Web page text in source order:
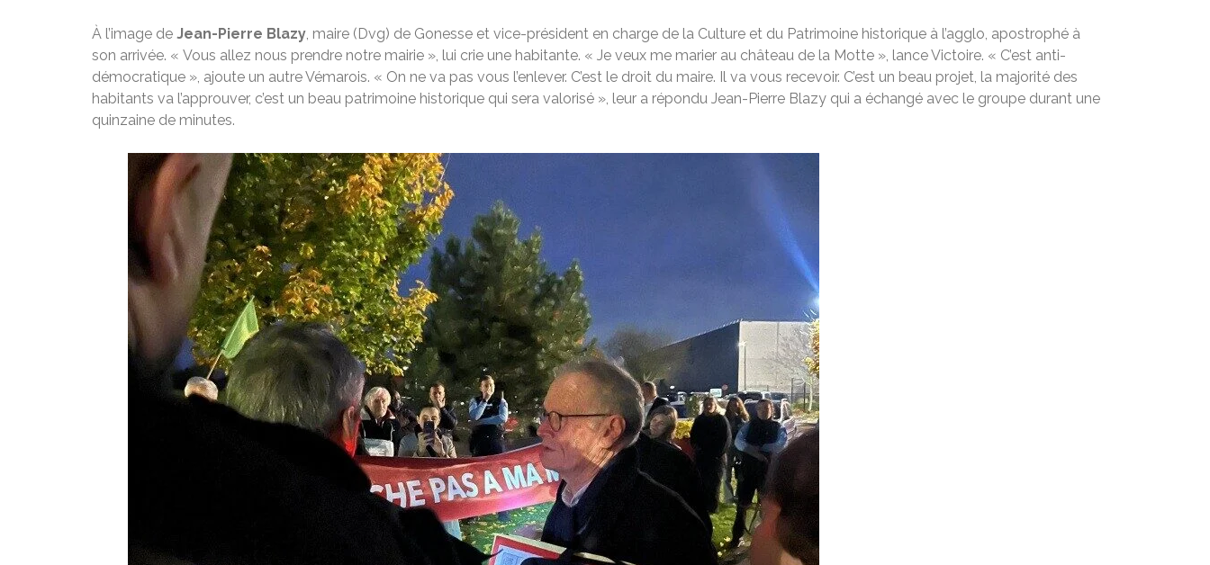
À l’image de Jean-Pierre Blazy, maire (Dvg) de Gonesse et vice-président en charge de la Culture et du Patrimoine historique à l’agglo, apostrophé à
son arrivée. « Vous allez nous prendre notre mairie », lui crie une habitante. « Je veux me marier au château de la Motte », lance Victoire. « C’est anti-
démocratique », ajoute un autre Vémarois. « On ne va pas vous l’enlever. C’est le droit du maire. Il va vous recevoir. C’est un beau projet, la majorité des
habitants va l’approuver, c’est un beau patrimoine historique qui sera valorisé », leur a répondu Jean-Pierre Blazy qui a échangé avec le groupe durant une
quinzaine de minutes.